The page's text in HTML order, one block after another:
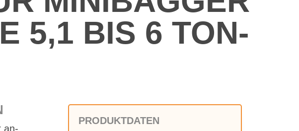
5,1 BIS 6 TON­
an­
PRO­DUKT­DA­TEN